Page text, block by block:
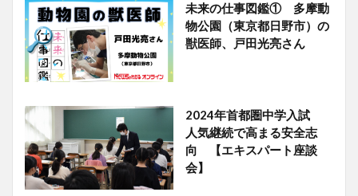
未来の仕事図鑑① 多摩動
物公園（東京都日野市）の
獣医師、戸田光亮さん
2024年首都圏中学入試
人気継続で高まる安全志
向 【エキスパート座談
会】